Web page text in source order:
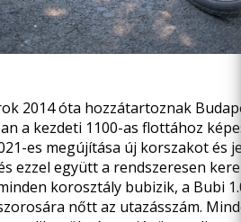
2014 óta hozzátartoznak
a kezdeti 1100-as flottához
es megújítása új korszakot és
ezzel együtt a rendszeresen
korosztály bubizik, a Bubi
nőtt az utazásszám.